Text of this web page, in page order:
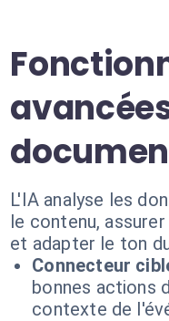
L'IA analyse les
le contenu,
et adapter le ton
Connecteur
bonnes actions
contexte de